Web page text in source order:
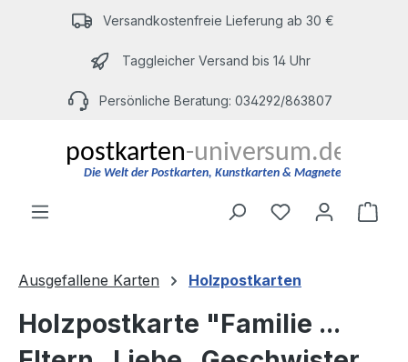
Zum Hauptinhalt springenVersandkostenfreie Lieferung ab 30 €
Taggleicher Versand bis 14 Uhr
Persönliche Beratung: 034292/863807
Du hast 0
Ausgefallene Karten Holzpostkarten
Holzpostkarte "Familie ...